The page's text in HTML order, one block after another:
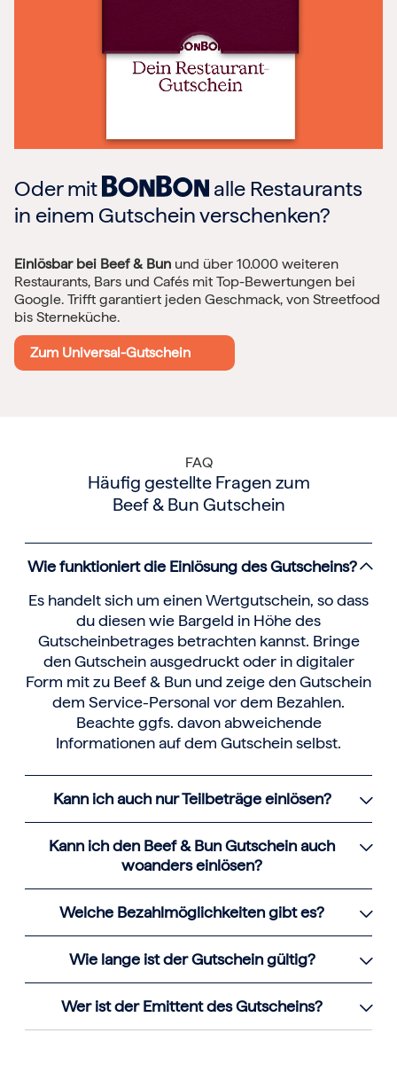
Oder mit
alle Restaurants
in einem Gutschein verschenken?
Einlösbar bei Beef & Bun und über 10.000 weiteren
Restaurants, Bars und Cafés mit Top-Bewertungen bei
Google. Trifft garantiert jeden Geschmack, von Streetfood
bis Sterneküche.
Zum Universal-Gutschein
FAQ
Häufig gestellte Fragen zum
Beef & Bun Gutschein
Wie funktioniert die Einlösung des Gutscheins?
Es handelt sich um einen Wertgutschein, so dass
du diesen wie Bargeld in Höhe des
Gutscheinbetrages betrachten kannst. Bringe
den Gutschein ausgedruckt oder in digitaler
Form mit zu Beef & Bun und zeige den Gutschein
dem Service-Personal vor dem Bezahlen.
Beachte ggfs. davon abweichende
Informationen auf dem Gutschein selbst.
Kann ich auch nur Teilbeträge einlösen?
Kann ich den Beef & Bun Gutschein auch
woanders einlösen?
Welche Bezahlmöglichkeiten gibt es?
Wie lange ist der Gutschein gültig?
Wer ist der Emittent des Gutscheins?